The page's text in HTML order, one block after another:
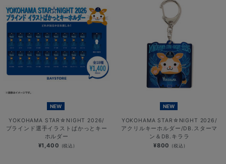
NEW
YOKOHAMA STAR☆NIGHT 2026/
ブラインド選手イラストぱかっとキー
ホルダー
¥1,400 (税込)
NEW
YOKOHAMA STAR☆NIGHT 2026/
アクリルキーホルダー/DB.スターマ
ン＆DB.キララ
¥800 (税込)